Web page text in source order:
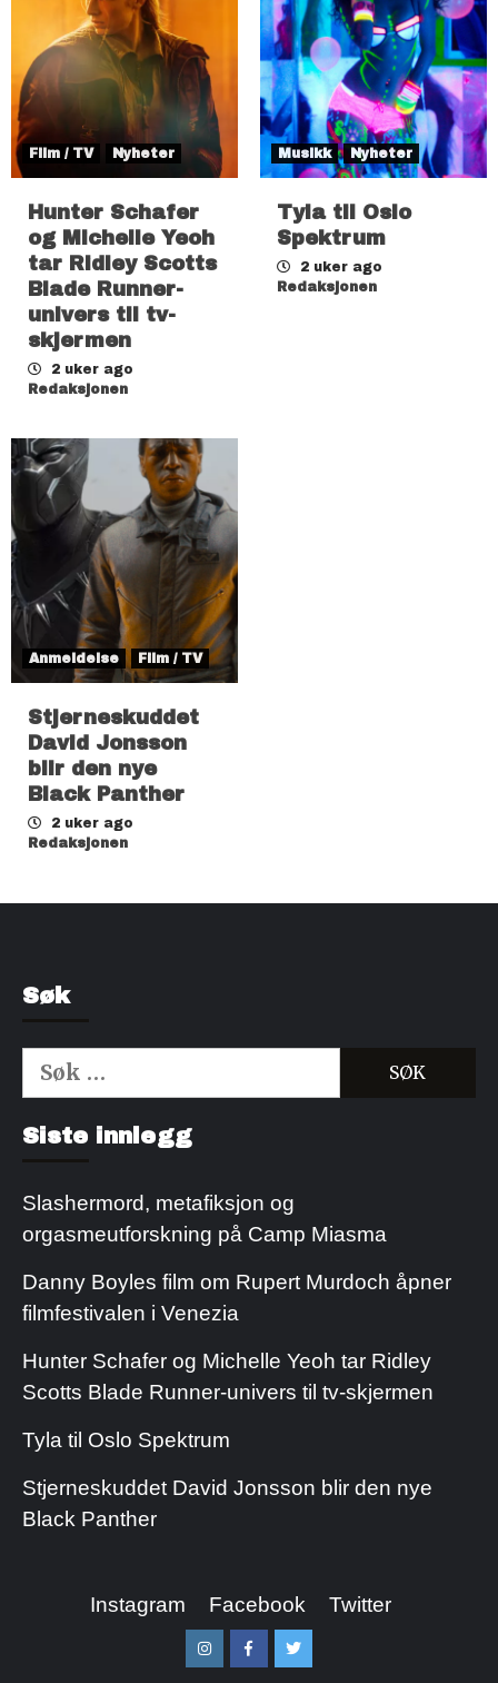
Film / TV Nyheter
Hunter Schafer
og Michelle Yeoh
tar Ridley Scotts
Blade Runner-
univers til tv-
skjermen
2 uker ago
Redaksjonen
Musikk Nyheter
Tyla til Oslo
Spektrum
2 uker ago
Redaksjonen
Anmeldelse Film / TV
Stjerneskuddet
David Jonsson
blir den nye
Black Panther
2 uker ago
Redaksjonen
Søk
Søk
etter:
Siste innlegg
Slashermord, metafiksjon og
orgasmeutforskning på Camp Miasma
Danny Boyles film om Rupert Murdoch åpner
filmfestivalen i Venezia
Hunter Schafer og Michelle Yeoh tar Ridley
Scotts Blade Runner-univers til tv-skjermen
Tyla til Oslo Spektrum
Stjerneskuddet David Jonsson blir den nye
Black Panther
Instagram Facebook Twitter
InstagramFacebookTwitter